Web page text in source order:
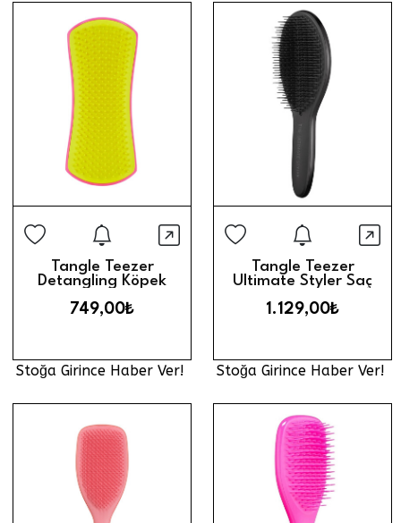
Stoğa Girince Haber Ver
Hızlı Görünüm
Tangle Teezer
Detangling Köpek
Yellow
749,00₺
Stoğa Girince Haber Ver!
Stoğa
Tangle Teezer
Ultimate Styler Saç
1.129,00₺
Stoğa Girince Haber Ver!